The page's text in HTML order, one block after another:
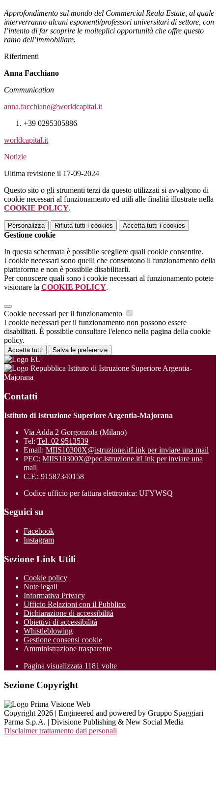
Approfondimento sul mondo del Commercial Reala Estate, al quale
interverranno alcuni esponenti/professori universitari di settore, con
l’intento di far scoprire le molteplici opportunità che offre questo
ramo dell’immobiliare.
Riferimenti
Anna Facchiano
Communication
anna.facchiano@worldcapital.it
+39 0295305886
worldcapital.it
Notizie
Ultima revisione il 17-09-2024
Questo sito o gli strumenti terzi da questo utilizzati si avvalgono di
cookie necessari al funzionamento ed utili alle finalità illustrate nella
COOKIE POLICY.
Personalizza Rifiuta tutti i cookies Accetta tutti i cookies
Gestione cookie
In questa schermata è possibile scegliere quali cookie consentire.
I cookie necessari sono quelli che consentono il funzionamento della
piattaforma e non è possibile disabilitarli.
Per conoscere quali sono i cookie necessari al funzionamento potete
visionare la COOKIE POLICY.
Cookie necessari per il funzionamento
I cookie necessari per il funzionamento non possono essere
disabilitati. È possibile consultare l'elenco nella pagina della cookie
policy.
Accetta tutti Salva le preferenze
Istituto di Istruzione Superiore Argentia-
Majorana
Contatti
Istituto di Istruzione Superiore Argentia-Majorana
Via Adda 2 Gorgonzola (Milano)
Tel: Tel. 02 9513539
Email: MIIS10300X@istruzione.itLink per inviare una mail
PEC: MIIS10300X@pec.istruzione.itLink per inviare una
mail
C.F.: 91587340158
Codice ufficio per fattura elettronica: UFYWSQ
Seguici su
Facebook
Instagram
Sezione Link Utili
Cookie policy
Note legali
Informativa Privacy
Ufficio Relazioni con il Pubblico
Dichiarazione di accessibilità
Obiettivi di accessibilità
Whistleblowing
Gestione consensi cookie
Amministrazione trasparente
Pagina visualizzata 1181 volte
Sezione Copyright
Copyright 2026 | Engineered and powered by Gruppo Spaggiari
Parma S.p.A. | Divisione Publishing & New Social Media
Disclaimer trattamento dati personali